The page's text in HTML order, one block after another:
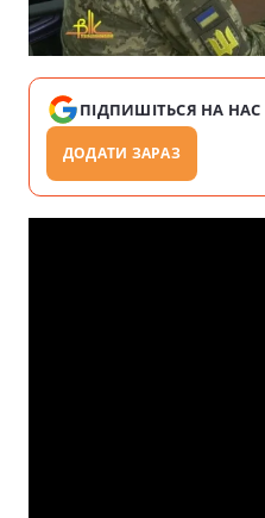
ПІДПИШІТЬСЯ НА НАС
ДОДАТИ ЗАРАЗ